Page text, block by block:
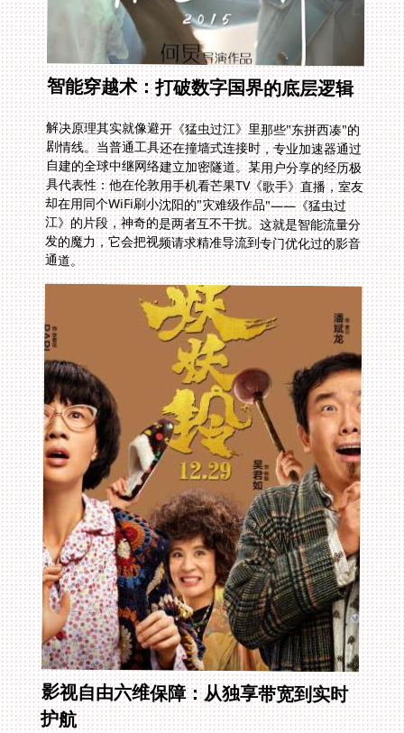
智能穿越术：打破数字国界的底层逻辑
解决原理其实就像避开《猛虫过江》里那些"东拼西凑"的
剧情线。当普通工具还在撞墙式连接时，专业加速器通过
自建的全球中继网络建立加密隧道。某用户分享的经历极
具代表性：他在伦敦用手机看芒果TV《歌手》直播，室友
却在用同个WiFi刷小沈阳的"灾难级作品"——《猛虫过
江》的片段，神奇的是两者互不干扰。这就是智能流量分
发的魔力，它会把视频请求精准导流到专门优化过的影音
通道。
影视自由六维保障：从独享带宽到实时
护航